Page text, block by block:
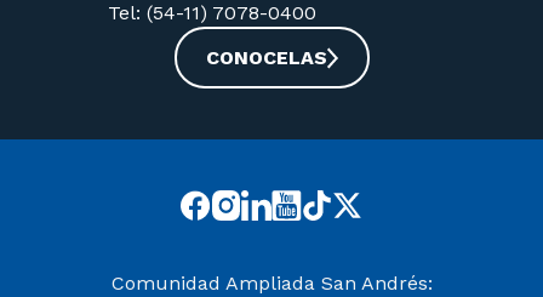
Tel: (54-11) 7078-0400
CONOCELAS
Comunidad Ampliada San Andrés: